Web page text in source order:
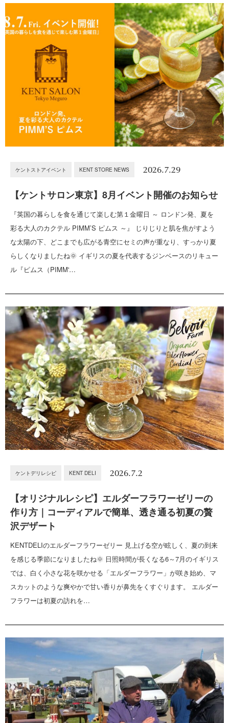
ケントストアイベント KENT STORE NEWS 2026.7.29
【ケントサロン東京】8月イベント開催のお知らせ
『英国の暮らしを食を通じて楽しむ第１金曜日 ～ ロンドン発、夏を
彩る大人のカクテル PIMM’S ピムス ～』 じりじりと肌を焦がすよう
な太陽の下、どこまでも広がる青空にセミの声が重なり、すっかり夏
らしくなりましたね🌞 イギリスの夏を代表するジンベースのリキュー
ル『ピムス（PIMM'…
ケントデリレシピ KENT DELI 2026.7.2
【オリジナルレシピ】エルダーフラワーゼリーの
作り方｜コーディアルで簡単、透き通る初夏の贅
沢デザート
KENTDELIのエルダーフラワーゼリー 見上げる空が眩しく、夏の到来
を感じる季節になりましたね🌞 日照時間が長くなる6～7月のイギリス
では、白く小さな花を咲かせる「エルダーフラワー」が咲き始め、マ
スカットのような爽やかで甘い香りが鼻先をくすぐります。 エルダー
フラワーは初夏の訪れを…